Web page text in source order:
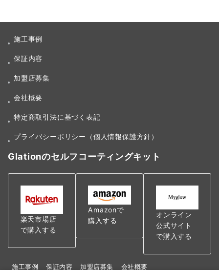
施工事例
保証内容
加盟店募集
会社概要
特定商取引法に基づく表記
プライバシーポリシー（個人情報保護方針）
Glationのセルフコーティングキット
楽天市場店
で購入する
Amazonで
購入する
オンライン
公式サイト
で購入する
施工事例 保証内容 加盟店募集 会社概要